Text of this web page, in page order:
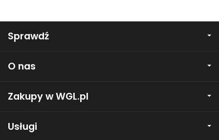
Sprawdź
O nas
Zakupy w WGL.pl
Usługi